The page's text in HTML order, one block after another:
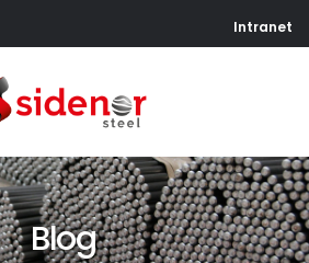
Intranet
Blog